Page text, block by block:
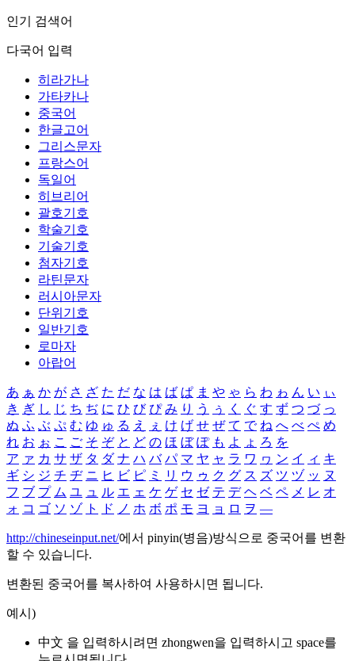
인기 검색어
다국어 입력
히라가나
가타카나
중국어
한글고어
그리스문자
프랑스어
독일어
히브리어
괄호기호
학술기호
기술기호
첨자기호
라틴문자
러시아문자
단위기호
일반기호
로마자
아랍어
あ ぁ か が さ ざ た だ な は ば ぱ ま や ゃ ら わ ゎ ん い ぃ
き ぎ し じ ち ぢ に ひ び ぴ み り う ぅ く ぐ す ず つ づ っ
ぬ ふ ぶ ぷ む ゆ ゅ る え ぇ け げ せ ぜ て で ね へ べ ぺ め
れ お ぉ こ ご そ ぞ と ど の ほ ぼ ぽ も よ ょ ろ を
ア ァ カ サ ザ タ ダ ナ ハ バ パ マ ヤ ャ ラ ワ ヮ ン イ ィ キ
ギ シ ジ チ ヂ ニ ヒ ビ ピ ミ リ ウ ゥ ク グ ス ズ ツ ヅ ッ ヌ
フ ブ プ ム ユ ュ ル エ ェ ケ ゲ セ ゼ テ デ ヘ ベ ペ メ レ オ
ォ コ ゴ ソ ゾ ト ド ノ ホ ボ ポ モ ヨ ョ ロ ヲ ―
http://chineseinput.net/에서 pinyin(병음)방식으로 중국어를 변환
할 수 있습니다.
변환된 중국어를 복사하여 사용하시면 됩니다.
예시)
中文 을 입력하시려면 zhongwen을 입력하시고 space를